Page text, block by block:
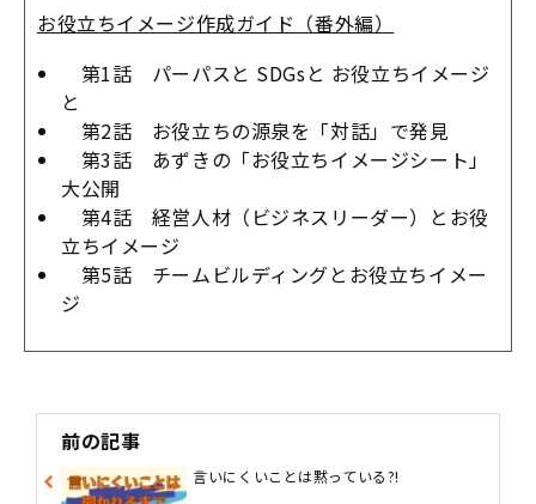
お役立ちイメージ作成ガイド（番外編）
第1話 パーパスと SDGsと お役立ちイメージ
と
第2話 お役立ちの源泉を「対話」で発見
第3話 あずきの「お役立ちイメージシート」
大公開
第4話 経営人材（ビジネスリーダー）とお役
立ちイメージ
第5話 チームビルディングとお役立ちイメー
ジ
前の記事
言いにくいことは黙っている?!